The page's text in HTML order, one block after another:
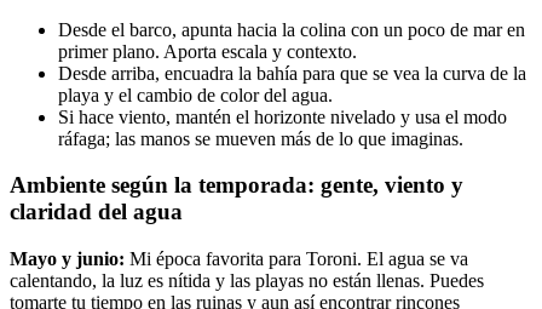
Desde el barco, apunta hacia la colina con un poco de mar en
primer plano. Aporta escala y contexto.
Desde arriba, encuadra la bahía para que se vea la curva de la
playa y el cambio de color del agua.
Si hace viento, mantén el horizonte nivelado y usa el modo
ráfaga; las manos se mueven más de lo que imaginas.
Ambiente según la temporada: gente, viento y
claridad del agua
Mayo y junio: Mi época favorita para Toroni. El agua se va
calentando, la luz es nítida y las playas no están llenas. Puedes
tomarte tu tiempo en las ruinas y aun así encontrar rincones